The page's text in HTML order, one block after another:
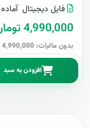
فایل دیجیتال
4,990,000 تومان
بدون مالیات: 4,990,000 تومان
افزودن به سبد